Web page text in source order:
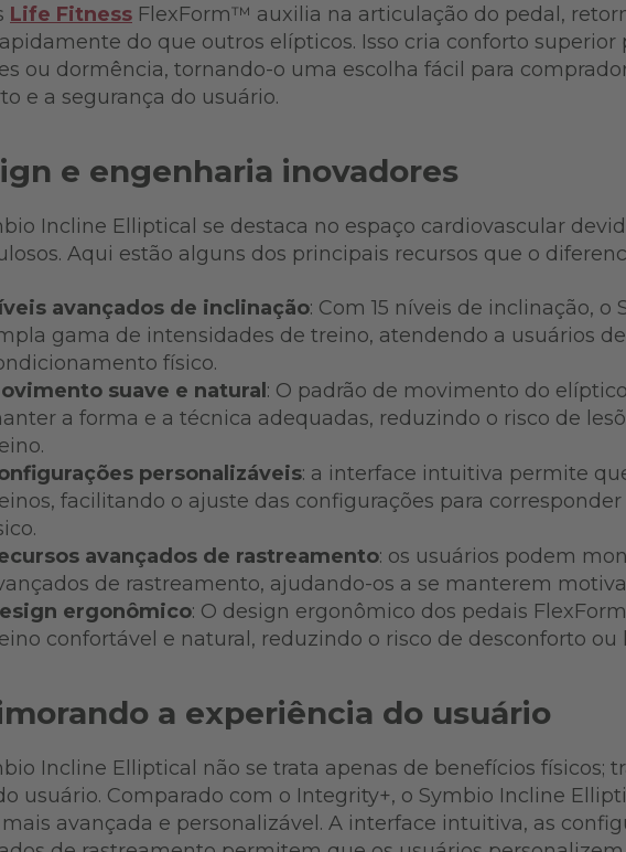
Life Fitness FlexForm™ auxilia na articulação do pedal,
do que outros elípticos. Isso cria conforto superior
ou dormência, tornando-o uma escolha fácil para
e a segurança do usuário.
e engenharia inovadores
Incline Elliptical se destaca no espaço cardiovascular
Aqui estão alguns dos principais recursos que o
avançados de inclinação: Com 15 níveis de inclinação,
gama de intensidades de treino, atendendo a usuários
físico.
suave e natural : O padrão de movimento do
a forma e a técnica adequadas, reduzindo o risco de
personalizáveis: a interface intuitiva permite
facilitando o ajuste das configurações para
avançados de rastreamento: os usuários podem
de rastreamento, ajudando-os a se manterem
ergonômico: O design ergonômico dos pedais
confortável e natural, reduzindo o risco de desconforto ou
a experiência do usuário
Incline Elliptical não se trata apenas de benefícios físicos;
usuário. Comparado com o Integrity+, o Symbio Incline
avançada e personalizável. A interface intuitiva, as